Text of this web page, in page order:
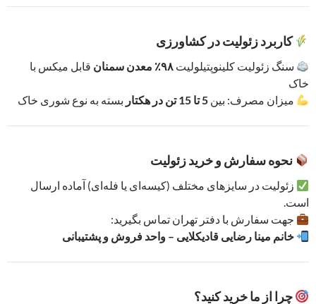
کاربرد زئولیت در کشاورزی
سنگ زئولیت کلینوپتیلولیت۹۸٪ معدن سمنان
قابل میکس با
خاک
میزان مصرف: بین5 تا 15 تن در هکتار بسته به نوع شوری خاک
نحوه سفارش و خرید زئولیت
زئولیت در سایزهای مختلف (کیسه‌ای یا فله‌ای) آماده ارسال
است.
جهت سفارش با دفتر تهران تماس بگیرید:
خانم مینا رضایی قادیکلایی – واحد فروش و پشتیبانی
چرا از ما خرید کنید؟